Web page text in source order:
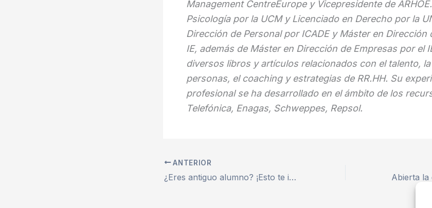
Management CentreEurope y Vicepresidente de
Psicología por la UCM y Licenciado en Derecho por la
Dirección de Personal por ICADE y Máster en Dirección
IE, además de Máster en Dirección de Empresas por el
diversos libros y artículos relacionados con el talento,
personas, el coaching y estrategias de RR.HH. Su
profesional se ha desarrollado en el ámbito de los
Telefónica, Enagas, Schweppes, Repsol.
ANTERIOR
¿Eres antiguo alumno? ¡Esto te interesa!